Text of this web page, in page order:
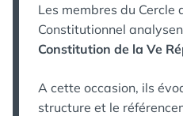
Les membres du Cercle
Constitutionnel
Constitution de la Ve
A cette occasion, ils
structure et le